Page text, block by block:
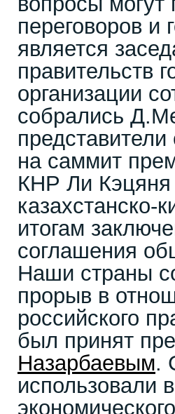
переговоров
является
правительств
организации
собрались
представители
на саммит
КНР Ли Кэцяня
казахстанско-
итогам
соглашения
Наши страны
прорыв в
российского
был принят
Назарбаевым.
использовали